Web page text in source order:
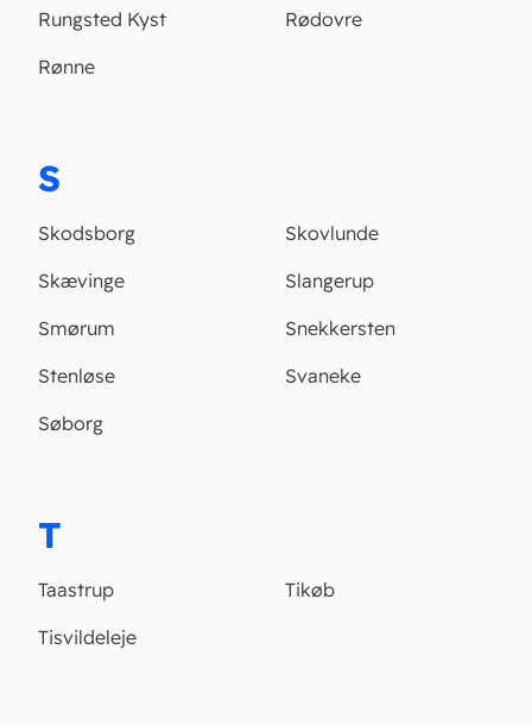
Rungsted Kyst
Rødovre
Rønne
S
Skodsborg
Skovlunde
Skævinge
Slangerup
Smørum
Snekkersten
Stenløse
Svaneke
Søborg
T
Taastrup
Tikøb
Tisvildeleje